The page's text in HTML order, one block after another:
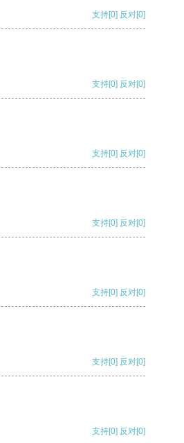
支持[0] 反对[0]
支持[0] 反对[0]
支持[0] 反对[0]
支持[0] 反对[0]
支持[0] 反对[0]
支持[0] 反对[0]
支持[0] 反对[0]